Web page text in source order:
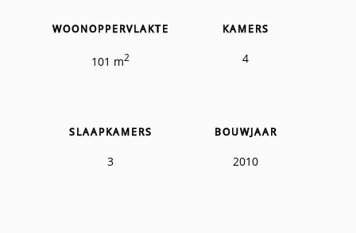
WOONOPPERVLAKTE
101 m2
KAMERS
4
SLAAPKAMERS
3
BOUWJAAR
2010